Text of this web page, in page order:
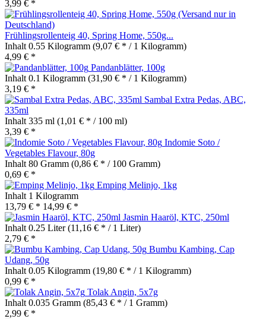
3,99 € *
Frühlingsrollenteig 40, Spring Home, 550g...
Inhalt 0.55 Kilogramm (9,07 € * / 1 Kilogramm)
4,99 € *
Pandanblätter, 100g
Inhalt 0.1 Kilogramm (31,90 € * / 1 Kilogramm)
3,19 € *
Sambal Extra Pedas, ABC,
335ml
Inhalt 335 ml (1,01 € * / 100 ml)
3,39 € *
Indomie Soto /
Vegetables Flavour, 80g
Inhalt 80 Gramm (0,86 € * / 100 Gramm)
0,69 € *
Emping Melinjo, 1kg
Inhalt 1 Kilogramm
13,79 € * 14,99 € *
Jasmin Haaröl, KTC, 250ml
Inhalt 0.25 Liter(11,16 € * / 1 Liter)
2,79 € *
Bumbu Kambing, Cap
Udang, 50g
Inhalt 0.05 Kilogramm (19,80 € * / 1 Kilogramm)
0,99 € *
Tolak Angin, 5x7g
Inhalt 0.035 Gramm (85,43 € * / 1 Gramm)
2,99 € *